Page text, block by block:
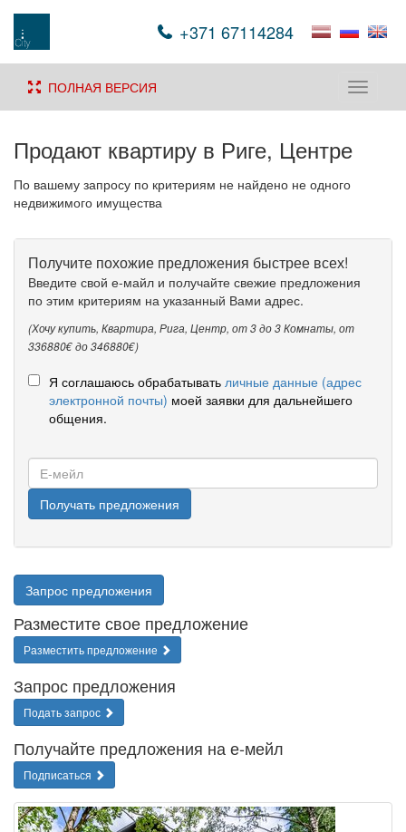
+371 67114284
Toggle
ПОЛНАЯ ВЕРСИЯ
Продают квартиру в Риге, Центре
По вашему запросу по критериям не найдено не одного
недвижимого имущества
Получите похожие предложения быстрее всех!
Введите свой е-майл и получайте свежие предложения
по этим критериям на указанный Вами адрес.
(Хочу купить, Квартира, Рига, Центр, от 3 до 3 Комнаты, от
336880€ до 346880€)
Я соглашаюсь обрабатывать личные данные (адрес
электронной почты) моей заявки для дальнейшего
общения.
Е-
мейл
Получать предложения
Запрос предложения
Разместите свое предложение
Разместить предложение
Запрос предложения
Подать запрос
Получайте предложения на е-мейл
Подписаться